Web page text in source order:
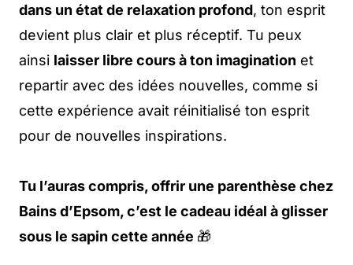
dans un état de relaxation profond, ton esprit
devient plus clair et plus réceptif. Tu peux
ainsi laisser libre cours à ton imagination et
repartir avec des idées nouvelles, comme si
cette expérience avait réinitialisé ton esprit
pour de nouvelles inspirations.
Tu l’auras compris, offrir une parenthèse chez
Bains d’Epsom, c’est le cadeau idéal à glisser
sous le sapin cette année 🎁